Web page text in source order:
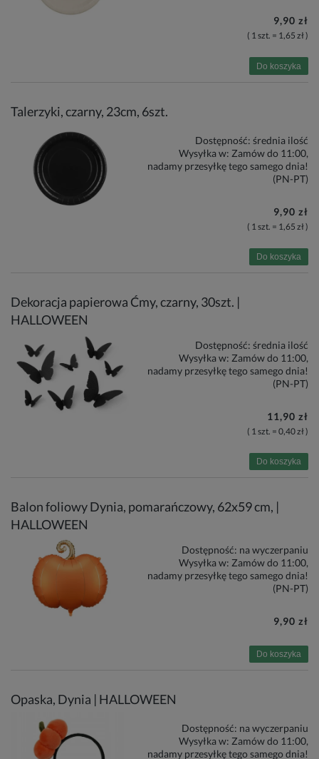
9,90 zł
( 1 szt. = 1,65 zł )
Do koszyka
Talerzyki, czarny, 23cm, 6szt.
Dostępność: średnia ilość
Wysyłka w: Zamów do 11:00,
nadamy przesyłkę tego samego dnia!
(PN-PT)
9,90 zł
( 1 szt. = 1,65 zł )
Do koszyka
Dekoracja papierowa Ćmy, czarny, 30szt. |
HALLOWEEN
Dostępność: średnia ilość
Wysyłka w: Zamów do 11:00,
nadamy przesyłkę tego samego dnia!
(PN-PT)
11,90 zł
( 1 szt. = 0,40 zł )
Do koszyka
Balon foliowy Dynia, pomarańczowy, 62x59 cm, |
HALLOWEEN
Dostępność: na wyczerpaniu
Wysyłka w: Zamów do 11:00,
nadamy przesyłkę tego samego dnia!
(PN-PT)
9,90 zł
Do koszyka
Opaska, Dynia | HALLOWEEN
Dostępność: na wyczerpaniu
Wysyłka w: Zamów do 11:00,
nadamy przesyłkę tego samego dnia!